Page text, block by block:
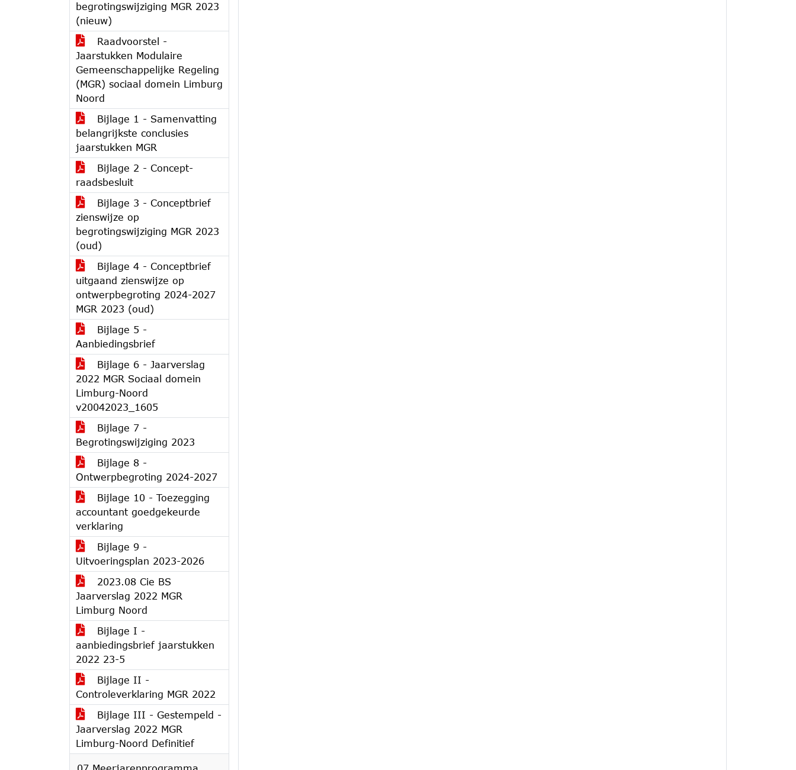
begrotingswijziging MGR 2023
(nieuw)
Raadvoorstel -
Jaarstukken Modulaire
Gemeenschappelijke Regeling
(MGR) sociaal domein Limburg
Noord
Bijlage 1 - Samenvatting
belangrijkste conclusies
jaarstukken MGR
Bijlage 2 - Concept-
raadsbesluit
Bijlage 3 - Conceptbrief
zienswijze op
begrotingswijziging MGR 2023
(oud)
Bijlage 4 - Conceptbrief
uitgaand zienswijze op
ontwerpbegroting 2024-2027
MGR 2023 (oud)
Bijlage 5 -
Aanbiedingsbrief
Bijlage 6 - Jaarverslag
2022 MGR Sociaal domein
Limburg-Noord
v20042023_1605
Bijlage 7 -
Begrotingswijziging 2023
Bijlage 8 -
Ontwerpbegroting 2024-2027
Bijlage 10 - Toezegging
accountant goedgekeurde
verklaring
Bijlage 9 -
Uitvoeringsplan 2023-2026
2023.08 Cie BS
Jaarverslag 2022 MGR
Limburg Noord
Bijlage I -
aanbiedingsbrief jaarstukken
2022 23-5
Bijlage II -
Controleverklaring MGR 2022
Bijlage III - Gestempeld -
Jaarverslag 2022 MGR
Limburg-Noord Definitief